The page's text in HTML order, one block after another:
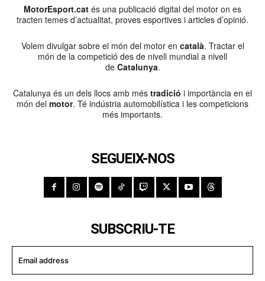
MotorEsport.cat és una publicació digital del motor on es
tracten temes d’actualitat, proves esportives i articles d’opinió.
Volem divulgar sobre el món del motor en català. Tractar el
món de la competició des de nivell mundial a nivell
de Catalunya.
Catalunya és un dels llocs amb més tradició i importància en el
món del motor. Té indústria automobilística i les competicions
més importants.
SEGUEIX-NOS
SUBSCRIU-TE